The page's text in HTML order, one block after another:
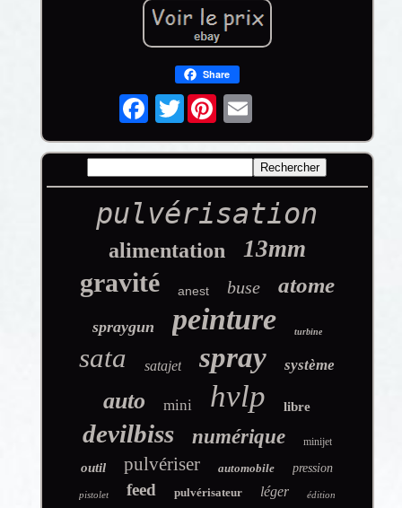
Share
Twitter
pulvérisation
alimentation 13mm
gravité anest buse atome
spraygun peinture turbine
sata satajet spray système
auto mini hvlp libre
devilbiss numérique minijet
outil pulvériser automobile pression
pistolet feed pulvérisateur léger édition